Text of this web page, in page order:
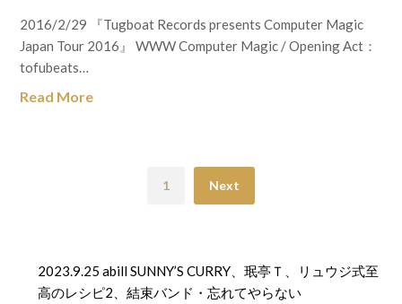
2016/2/29 『Tugboat Records presents Computer Magic
Japan Tour 2016』 WWW Computer Magic / Opening Act：
tofubeats…
Read More
1 Next
2023.9.25 abill SUNNY’S CURRY、珉亭Ｔ、リュウジ式至
高のレシピ2、結束バンド・忘れてやらない